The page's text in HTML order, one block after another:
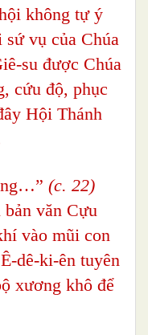
không tự ý
vụ của Chúa
su được Chúa
cứu độ, phục
Hội Thánh
(c. 22)
văn Cựu
vào mũi con
dê-ki-ên tuyên
xương khô để